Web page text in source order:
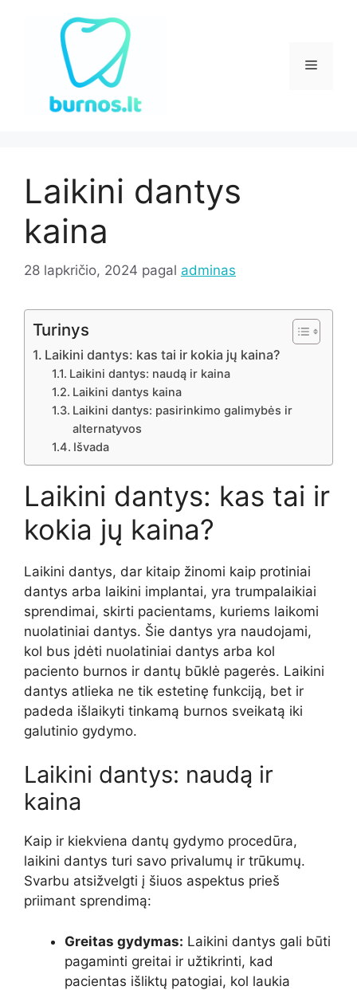
Meniu
Laikini dantys
kaina
28 lapkričio, 2024 pagal adminas
Turinys
Laikini dantys: kas tai ir kokia jų kaina?
Laikini dantys: naudą ir kaina
Laikini dantys kaina
Laikini dantys: pasirinkimo galimybės ir
alternatyvos
Išvada
Laikini dantys: kas tai ir
kokia jų kaina?
Laikini dantys, dar kitaip žinomi kaip protiniai
dantys arba laikini implantai, yra trumpalaikiai
sprendimai, skirti pacientams, kuriems laikomi
nuolatiniai dantys. Šie dantys yra naudojami,
kol bus įdėti nuolatiniai dantys arba kol
paciento burnos ir dantų būklė pagerės. Laikini
dantys atlieka ne tik estetinę funkciją, bet ir
padeda išlaikyti tinkamą burnos sveikatą iki
galutinio gydymo.
Laikini dantys: naudą ir
kaina
Kaip ir kiekviena dantų gydymo procedūra,
laikini dantys turi savo privalumų ir trūkumų.
Svarbu atsižvelgti į šiuos aspektus prieš
priimant sprendimą:
Greitas gydymas: Laikini dantys gali būti
pagaminti greitai ir užtikrinti, kad
pacientas išliktų patogiai, kol laukia